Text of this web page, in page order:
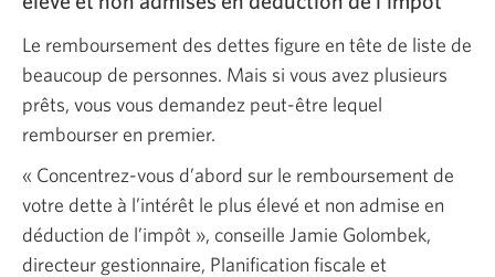
Le remboursement des dettes figure en tête de liste de
beaucoup de personnes. Mais si vous avez plusieurs
prêts, vous vous demandez peut-être lequel
rembourser en premier.
« Concentrez-vous d’abord sur le remboursement de
votre dette à l’intérêt le plus élevé et non admise en
déduction de l’impôt », conseille Jamie Golombek,
directeur gestionnaire, Planification fiscale et